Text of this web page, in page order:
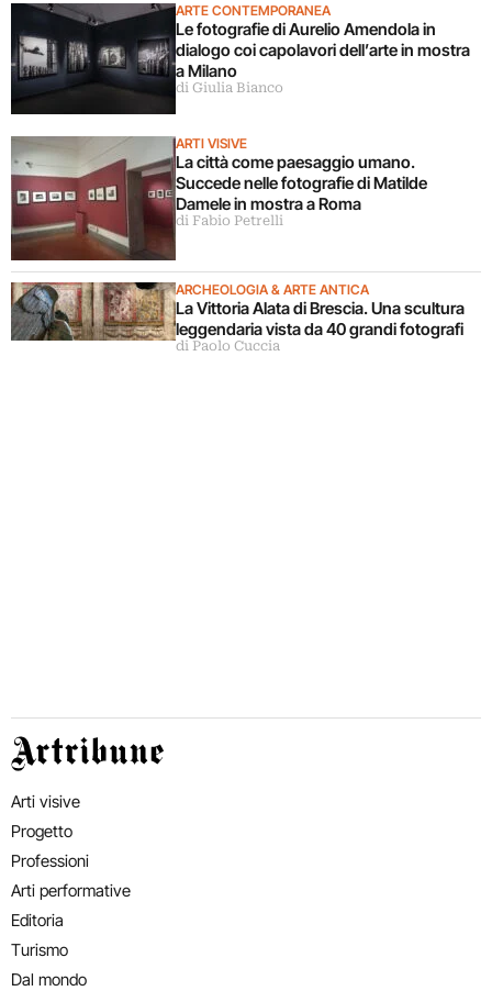
ARTE CONTEMPORANEA
Le fotografie di Aurelio Amendola in
dialogo coi capolavori dell’arte in mostra
a Milano
di Giulia Bianco
ARTI VISIVE
La città come paesaggio umano.
Succede nelle fotografie di Matilde
Damele in mostra a Roma
di Fabio Petrelli
ARCHEOLOGIA & ARTE ANTICA
La Vittoria Alata di Brescia. Una scultura
leggendaria vista da 40 grandi fotografi
di Paolo Cuccia
Artribune
Arti visive
Progetto
Professioni
Arti performative
Editoria
Turismo
Dal mondo